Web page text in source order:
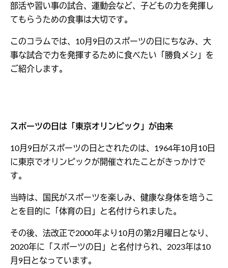
部活や習い事の試合、運動会など、子どもの力を発揮し
てもらうための食事は大切です。
このコラムでは、10月9日のスポーツの日にちなみ、大
事な試合で力を発揮するために食べたい「勝負メシ」を
ご紹介します。
スポーツの日は「東京オリンピック」が由来
10月9日がスポーツの日とされたのは、1964年10月10日
に東京でオリンピックが開催されたことがきっかけで
す。
当時は、国民がスポーツを楽しみ、健康な身体を培うこ
とを目的に「体育の日」と名付けられました。
その後、法改正で2000年より10月の第2月曜日となり、
2020年に「スポーツの日」と名付けられ、2023年は10
月9日となっています。